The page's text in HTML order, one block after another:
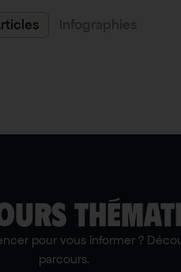
pour vous informer ?
parcours.